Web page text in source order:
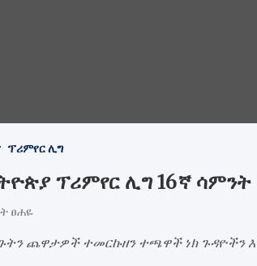
ፕሪምየር ሊግ
ፕሪምየር ሊግ 16ኛ
ፀሐዬ
ጨዋታዎች ተመርኩዘን ተጫዋች ነክ ጉዳዮችን